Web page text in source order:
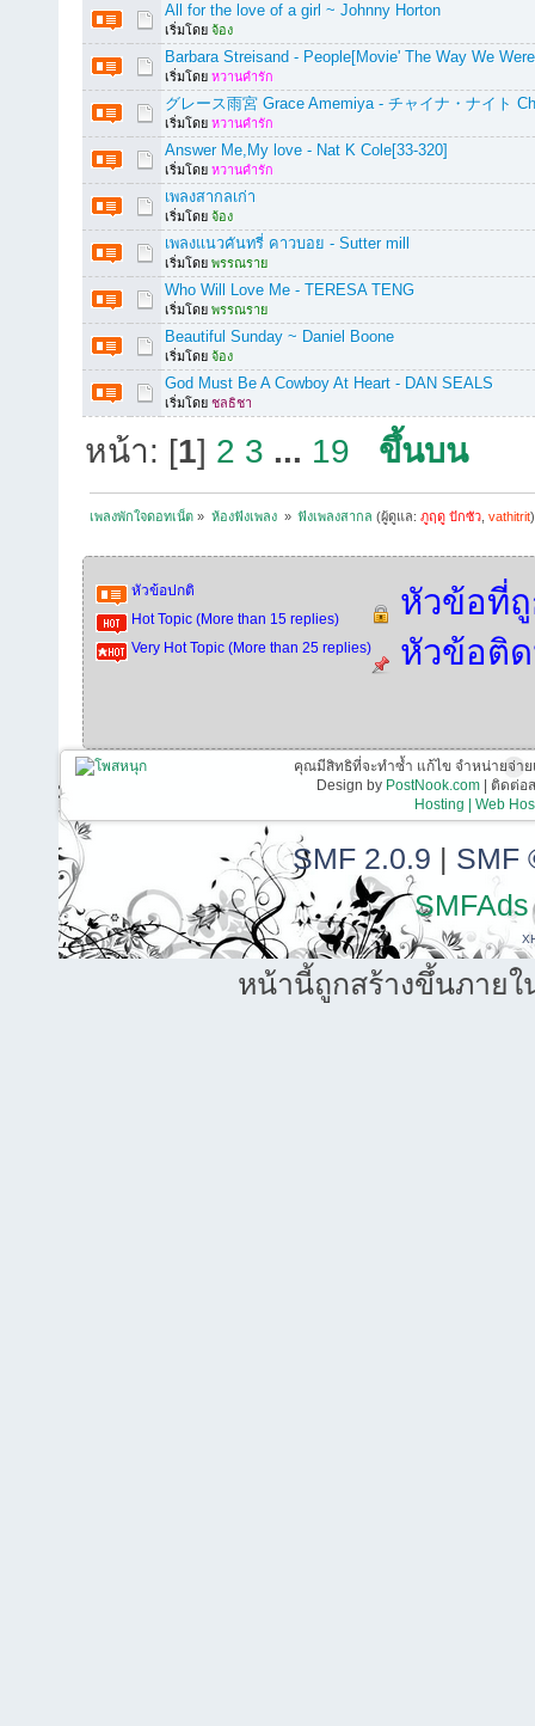
All for the love of a girl ~ Johnny Horton
เริ่มโดย จ้อง
Barbara Streisand - People[Movie' The Way We
เริ่มโดย หวานคำรัก
グレース雨宮 Grace Amemiya - チャイナ・ナイト
เริ่มโดย หวานคำรัก
Answer Me,My love - Nat K Cole[33-320]
เริ่มโดย หวานคำรัก
เพลงสากลเก่า
เริ่มโดย จ้อง
เพลงแนวคันทรี่ คาวบอย - Sutter mill
เริ่มโดย พรรณราย
Who Will Love Me - TERESA TENG
เริ่มโดย พรรณราย
Beautiful Sunday ~ Daniel Boone
เริ่มโดย จ้อง
God Must Be A Cowboy At Heart - DAN SEALS
เริ่มโดย ชลธิชา
หน้า: [1] 2 3 ... 19 ขึ้นบน
เพลงพักใจดอทเน็ต » ห้องฟังเพลง » ฟังเพลงสากล (ผู้ดูแล:ภูฤดู ปักซัว ,vathitrit)
หัวข้อปกติ
Hot Topic (More than 15 replies)
Very Hot Topic (More than 25 replies)
หัวข้อที่
หัวข้อติ
คุณมีสิทธิที่จะทำซ้ำ แก้ไข จำหน่ายจ่า
Design by PostNook.com| ติดต่อส
Hosting | Web
SMF 2.0.9 | SMF
SMFAds
หน้านี้ถูกสร้างขึ้นภายใ